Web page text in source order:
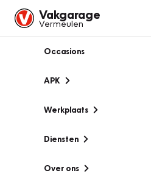
Vakgarage
Vermeulen
Occasions
APK
Werkplaats
Diensten
Over ons